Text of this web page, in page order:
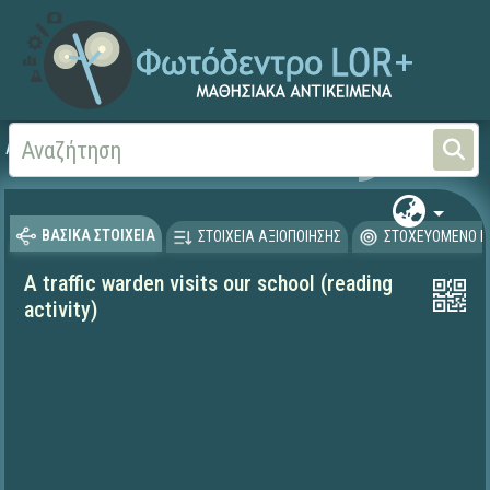
Αρχική Ξένες Γλώσσες -
ΒΑΣΙΚΑ ΣΤΟΙΧΕΙΑ ΣΤΟΙΧΕΙΑ ΑΞΙΟΠΟΙΗΣΗΣ ΣΤΟΧΕΥΟΜΕΝΟ
A traffic warden visits our school (reading
activity)